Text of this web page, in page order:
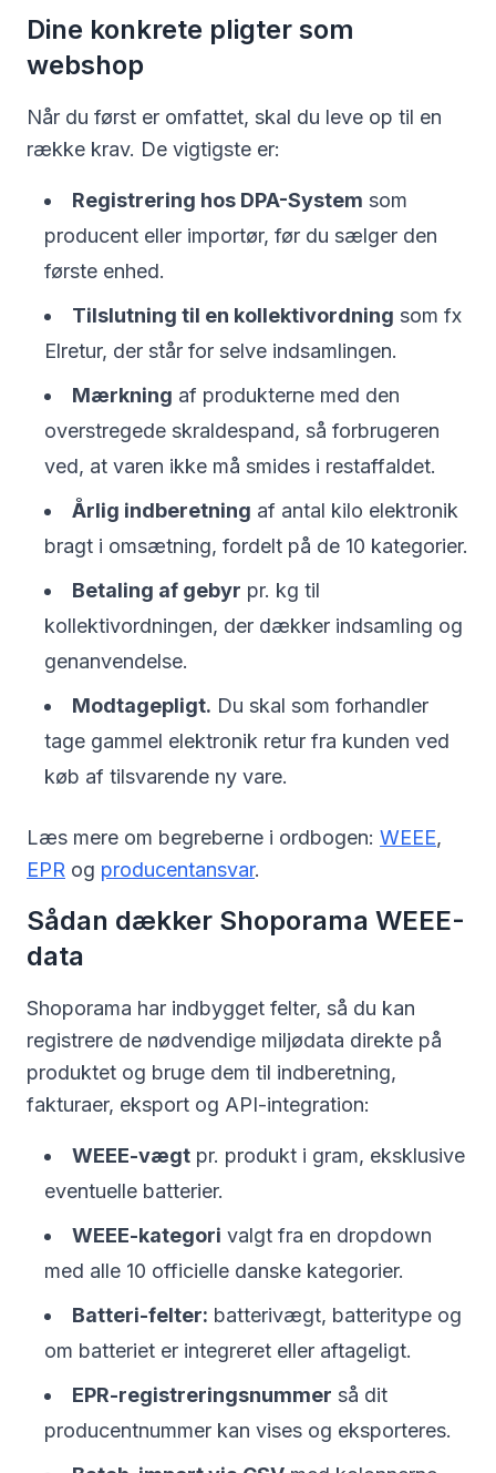
Dine konkrete pligter som
webshop
Når du først er omfattet, skal du leve op til en
række krav. De vigtigste er:
Registrering hos DPA-System som
producent eller importør, før du sælger den
første enhed.
Tilslutning til en kollektivordning som fx
Elretur, der står for selve indsamlingen.
Mærkning af produkterne med den
overstregede skraldespand, så forbrugeren
ved, at varen ikke må smides i restaffaldet.
Årlig indberetning af antal kilo elektronik
bragt i omsætning, fordelt på de 10 kategorier.
Betaling af gebyr pr. kg til
kollektivordningen, der dækker indsamling og
genanvendelse.
Modtagepligt. Du skal som forhandler
tage gammel elektronik retur fra kunden ved
køb af tilsvarende ny vare.
Læs mere om begreberne i ordbogen: WEEE,
EPR og producentansvar.
Sådan dækker Shoporama WEEE-
data
Shoporama har indbygget felter, så du kan
registrere de nødvendige miljødata direkte på
produktet og bruge dem til indberetning,
fakturaer, eksport og API-integration:
WEEE-vægt pr. produkt i gram, eksklusive
eventuelle batterier.
WEEE-kategori valgt fra en dropdown
med alle 10 officielle danske kategorier.
Batteri-felter: batterivægt, batteritype og
om batteriet er integreret eller aftageligt.
EPR-registreringsnummer så dit
producentnummer kan vises og eksporteres.